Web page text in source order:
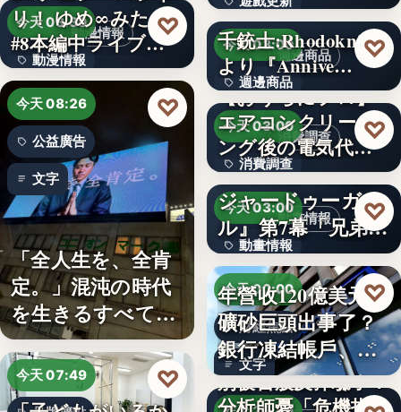
動漫情報
今天 08:30
動漫情報
19,800円
リ！ ゆめ∞みた」
#8本編中ライブ映
像…
♡
今天 08:26
公益廣告
文字
「全人生を、全肯
定。」混沌の時代
を生きるすべての
人へ贈る…
♡
今天 07:49 ♡
150
幕！…
週邊商品
今天 03:00
週邊商品
880円
千銃士:Rhodoknight
より『Annive…
♡
消費調查
今天 03:00
消費調查
40%
【おうちにプロ】
エアコンクリーニ
ング後の電気代削
減の実感…
♡
動畫情報
今天 03:00
動畫情報
文字
TVアニメ『天幕の
ジャードゥーガ
ル』第7幕「兄弟」
あらす…
♡
今天 00:00
財經焦點
文字
年營收120億美元鐵
礦砂巨頭出事了？
銀行凍結帳戶、礦
商急…
♡
別被台股反彈騙了？
分析師憂「危機指